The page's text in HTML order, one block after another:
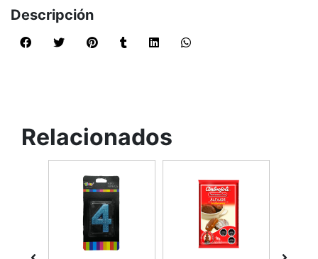
Descripción
Relacionados